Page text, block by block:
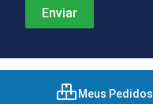
Meus Pedidos